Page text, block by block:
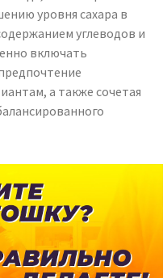
уровня сахара в
углеводов и
включать
а также сочетая